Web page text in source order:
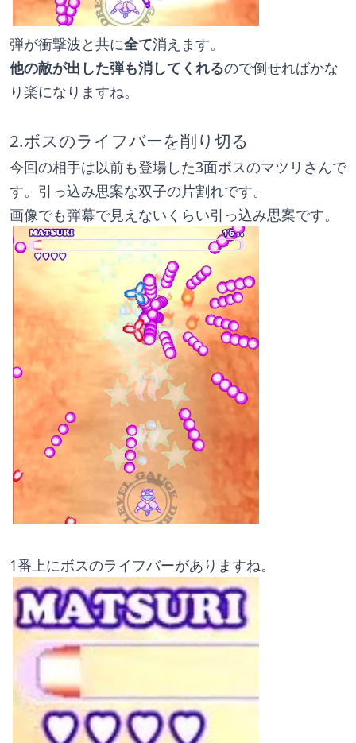
弾が衝撃波と共に全て消えます。
他の敵が出した弾も消してくれるので倒せればかな
り楽になりますね。
2.ボスのライフバーを削り切る
今回の相手は以前も登場した3面ボスのマツリさんで
す。引っ込み思案な双子の片割れです。
画像でも弾幕で見えないくらい引っ込み思案です。
1番上にボスのライフバーがありますね。